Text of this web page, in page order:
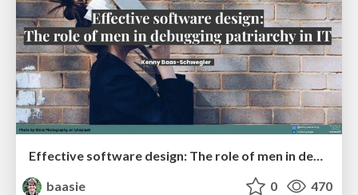
baasie
0 470